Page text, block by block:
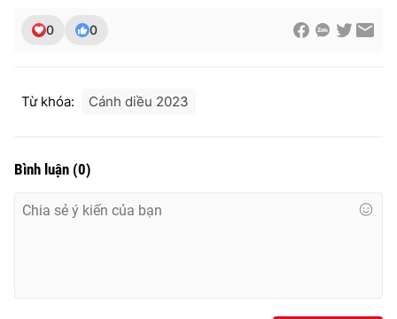
0 0
Từ khóa: Cánh diều 2023
Bình luận (0)